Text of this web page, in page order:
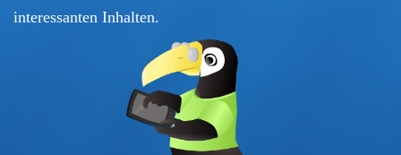
interessanten Inhalten.